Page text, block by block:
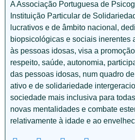
A Associação Portuguesa de
Instituição Particular de
lucrativos e de âmbito nacional,
biopsicológicas e sociais inerentes
às pessoas idosas, visa a
respeito, saúde, autonomia,
das pessoas idosas, num quadro
ativo e de solidariedade
sociedade mais inclusiva para
novas mentalidades e combate
relativamente à idade e ao